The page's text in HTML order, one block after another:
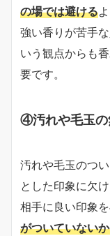
の場では避ける
強い香りが苦手
いう観点からも
要です。
④汚れや毛玉の
汚れや毛玉のつ
とした印象に欠け
相手に良い印象
がついていない